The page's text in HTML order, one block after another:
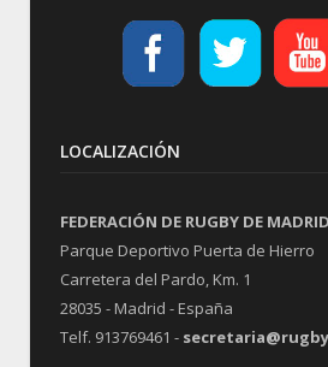
LOCALIZACIÓN
FEDERACIÓN DE RUGBY DE MADRID
Parque Deportivo Puerta de Hierro
Carretera del Pardo, Km. 1
28035 - Madrid - España
Telf. 913769461 -